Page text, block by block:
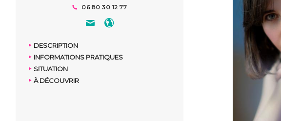
06 80 30 12 77
DESCRIPTION
INFORMATIONS PRATIQUES
SITUATION
À DÉCOUVRIR